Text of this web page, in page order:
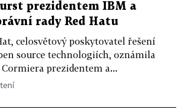
prezidentem IBM a
rady Red Hatu
celosvětový poskytovatel řešení
source technologiích, oznámila
prezidentem a...